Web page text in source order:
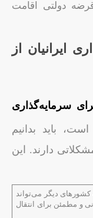
دولتی اقامت
ایرانیان از
سرمایه‌گذاری
باید بدانیم
دارند. این
کشورهای دیگر می‌تواند
و مطمئن برای انتقال